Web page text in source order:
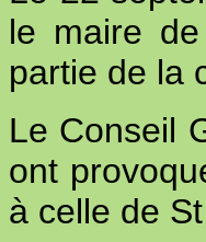
le maire
partie de la
Le Conseil
ont
à celle de